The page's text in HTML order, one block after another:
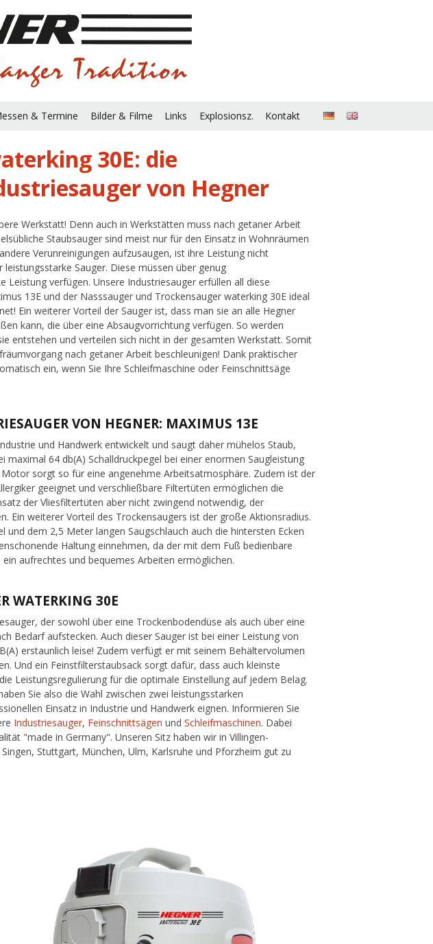
& Termine Bilder & Filme Links Explosionsz. Kontakt
30E: die
von Hegner
Werkstatt! Denn auch in Werkstätten muss nach getaner Arbeit
Staubsauger sind meist nur für den Einsatz in Wohnräumen
Verunreinigungen aufzusaugen, ist ihre Leistung nicht
Sauger. Diese müssen über genug
Leistung verfügen. Unsere Industriesauger erfüllen all diese
13E und der Nasssauger und Trockensauger waterking 30E ideal
Ein weiterer Vorteil der Sauger ist, dass man sie an alle Hegner
kann, die über eine Absaugvorrichtung verfügen. So werden
entstehen und verteilen sich nicht in der gesamten Werkstatt. Somit
nach getaner Arbeit beschleunigen! Dank praktischer
ein, wenn Sie Ihre Schleifmaschine oder Feinschnittsäge
VON HEGNER: MAXIMUS 13E
und Handwerk entwickelt und saugt daher mühelos Staub,
maximal 64 db(A) Schalldruckpegel bei einer enormen Saugleistung
sorgt so für eine angenehme Arbeitsatmosphäre. Zudem ist der
geeignet und verschließbare Filtertüten ermöglichen die
der Vliesfiltertüten aber nicht zwingend notwendig, der
Ein weiterer Vorteil des Trockensaugers ist der große Aktionsradius.
und dem 2,5 Meter langen Saugschlauch auch die hintersten Ecken
Haltung einnehmen, da der mit dem Fuß bedienbare
aufrechtes und bequemes Arbeiten ermöglichen.
WATERKING 30E
der sowohl über eine Trockenbodendüse als auch über eine
Bedarf aufstecken. Auch dieser Sauger ist bei einer Leistung von
erstaunlich leise! Zudem verfügt er mit seinem Behältervolumen
Und ein Feinstfilterstaubsack sorgt dafür, dass auch kleinste
Leistungsregulierung für die optimale Einstellung auf jedem Belag.
Sie also die Wahl zwischen zwei leistungsstarken
Einsatz in Industrie und Handwerk eignen. Informieren Sie
Industriesauger, FeinschnittsägenundSchleifmaschinen. Dabei
"made in Germany". Unseren Sitz haben wir in Villingen-
Stuttgart, München, Ulm, Karlsruhe und Pforzheim gut zu